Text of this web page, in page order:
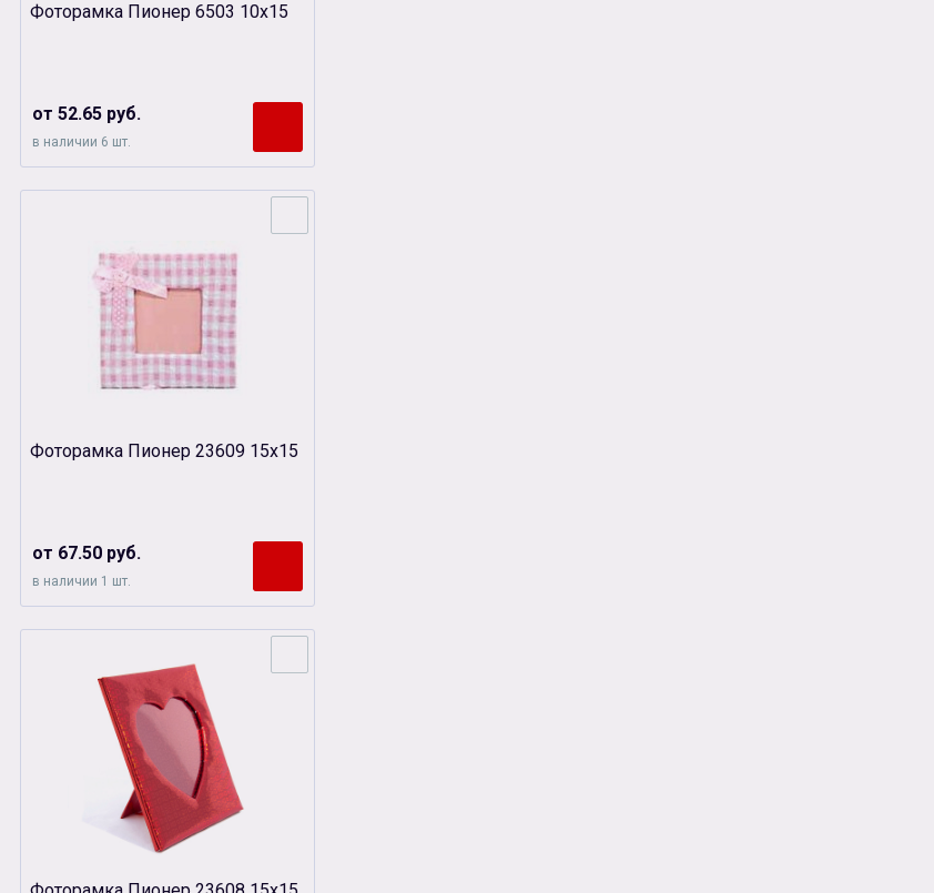
Фоторамка Пионер 6503 10х15
от 52.65 руб.
в наличии 6 шт.
Фоторамка Пионер 23609 15х15
от 67.50 руб.
в наличии 1 шт.